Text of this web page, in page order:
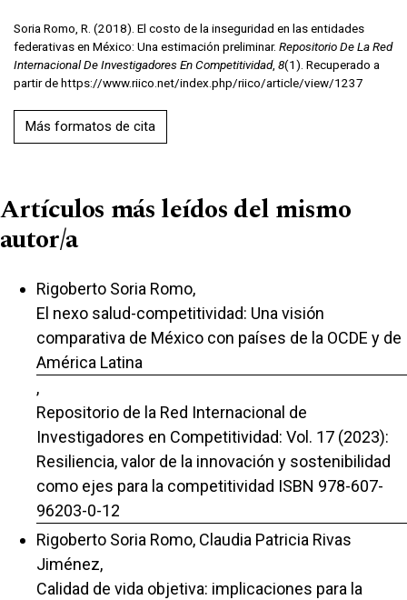
Soria Romo, R. (2018). El costo de la inseguridad en las entidades
federativas en México: Una estimación preliminar. Repositorio De La Red
Internacional De Investigadores En Competitividad, 8(1). Recuperado a
partir de https://www.riico.net/index.php/riico/article/view/1237
Más formatos de cita
Artículos más leídos del mismo
autor/a
Rigoberto Soria Romo,
El nexo salud-competitividad: Una visión
comparativa de México con países de la OCDE y de
América Latina
,
Repositorio de la Red Internacional de
Investigadores en Competitividad: Vol. 17 (2023):
Resiliencia, valor de la innovación y sostenibilidad
como ejes para la competitividad ISBN 978-607-
96203-0-12
Rigoberto Soria Romo, Claudia Patricia Rivas
Jiménez,
Calidad de vida objetiva: implicaciones para la